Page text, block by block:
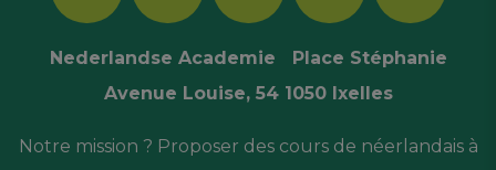
Nederlandse Academie Place Stéphanie
Avenue Louise, 54 1050 Ixelles
Notre mission ? Proposer des cours de néerlandais à